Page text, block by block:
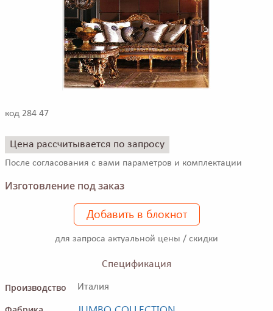
код 284 47
Цена рассчитывается по запросу
После согласования с вами параметров и комплектации
Изготовление под заказ
Добавить в блокнот
для запроса актуальной цены / скидки
Спецификация
Производство
Италия